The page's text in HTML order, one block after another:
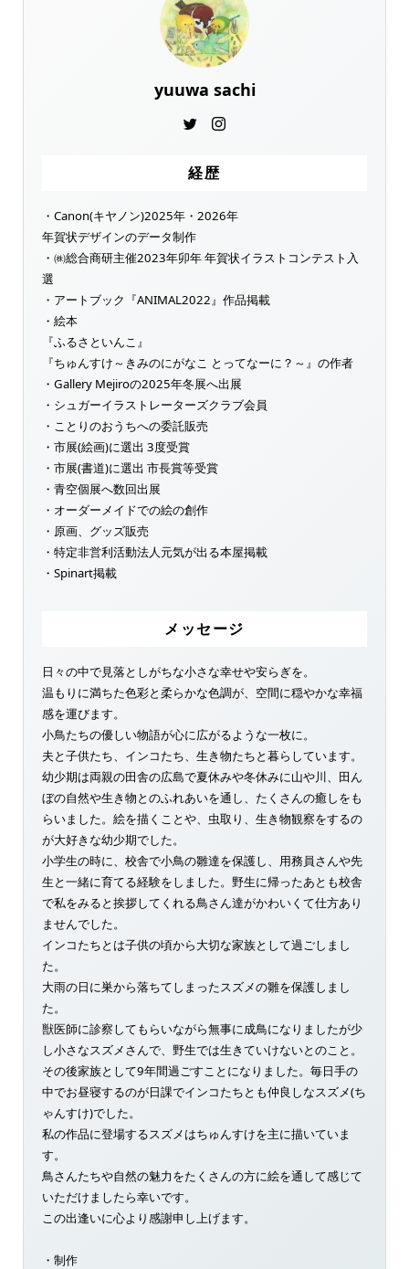
yuuwa sachi
経歴
・Canon(キヤノン)2025年・2026年
年賀状デザインのデータ制作
・㈱総合商研主催2023年卯年 年賀状イラストコンテスト入
選
・アートブック『ANIMAL2022』作品掲載
・絵本
『ふるさといんこ』
『ちゅんすけ～きみのにがなこ とってなーに？～』の作者
・Gallery Mejiroの2025年冬展へ出展
・シュガーイラストレーターズクラブ会員
・ことりのおうちへの委託販売
・市展(絵画)に選出 3度受賞
・市展(書道)に選出 市長賞等受賞
・青空個展へ数回出展
・オーダーメイドでの絵の創作
・原画、グッズ販売
・特定非営利活動法人元気が出る本屋掲載
・Spinart掲載
メッセージ
日々の中で見落としがちな小さな幸せや安らぎを。
温もりに満ちた色彩と柔らかな色調が、空間に穏やかな幸福
感を運びます。
小鳥たちの優しい物語が心に広がるような一枚に。
夫と子供たち、インコたち、生き物たちと暮らしています。
幼少期は両親の田舎の広島で夏休みや冬休みに山や川、田ん
ぼの自然や生き物とのふれあいを通し、たくさんの癒しをも
らいました。絵を描くことや、虫取り、生き物観察をするの
が大好きな幼少期でした。
小学生の時に、校舎で小鳥の雛達を保護し、用務員さんや先
生と一緒に育てる経験をしました。野生に帰ったあとも校舎
で私をみると挨拶してくれる鳥さん達がかわいくて仕方あり
ませんでした。
インコたちとは子供の頃から大切な家族として過ごしまし
た。
大雨の日に巣から落ちてしまったスズメの雛を保護しまし
た。
獣医師に診察してもらいながら無事に成鳥になりましたが少
し小さなスズメさんで、野生では生きていけないとのこと。
その後家族として9年間過ごすことになりました。毎日手の
中でお昼寝するのが日課でインコたちとも仲良しなスズメ(ち
ゃんすけ)でした。
私の作品に登場するスズメはちゅんすけを主に描いていま
す。
鳥さんたちや自然の魅力をたくさんの方に絵を通して感じて
いただけましたら幸いです。
この出逢いに心より感謝申し上げます。
・制作